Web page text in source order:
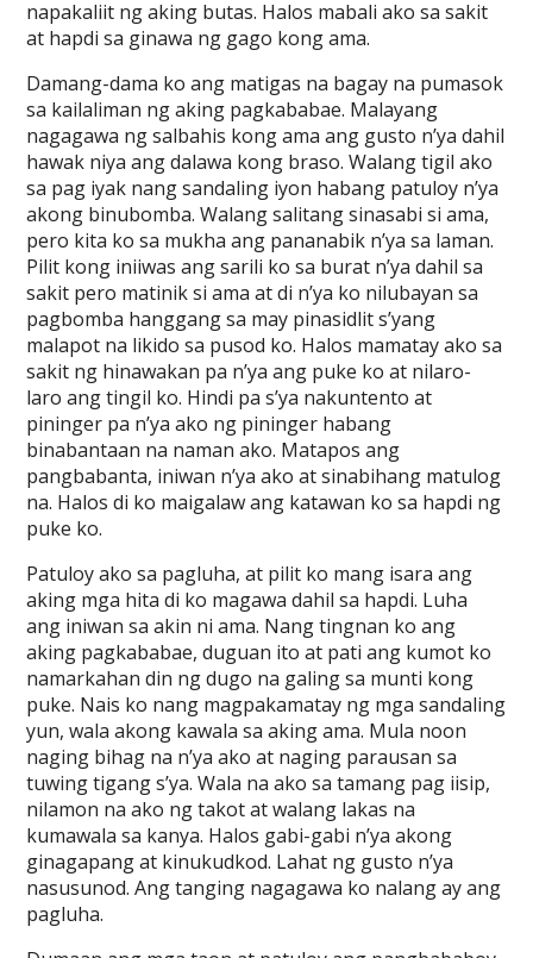
napakaliit ng aking butas. Halos mabali ako sa sakit
at hapdi sa ginawa ng gago kong ama.
Damang-dama ko ang matigas na bagay na pumasok
sa kailaliman ng aking pagkababae. Malayang
nagagawa ng salbahis kong ama ang gusto n’ya dahil
hawak niya ang dalawa kong braso. Walang tigil ako
sa pag iyak nang sandaling iyon habang patuloy n’ya
akong binubomba. Walang salitang sinasabi si ama,
pero kita ko sa mukha ang pananabik n’ya sa laman.
Pilit kong iniiwas ang sarili ko sa burat n’ya dahil sa
sakit pero matinik si ama at di n’ya ko nilubayan sa
pagbomba hanggang sa may pinasidlit s’yang
malapot na likido sa pusod ko. Halos mamatay ako sa
sakit ng hinawakan pa n’ya ang puke ko at nilaro-
laro ang tingil ko. Hindi pa s’ya nakuntento at
pininger pa n’ya ako ng pininger habang
binabantaan na naman ako. Matapos ang
pangbabanta, iniwan n’ya ako at sinabihang matulog
na. Halos di ko maigalaw ang katawan ko sa hapdi ng
puke ko.
Patuloy ako sa pagluha, at pilit ko mang isara ang
aking mga hita di ko magawa dahil sa hapdi. Luha
ang iniwan sa akin ni ama. Nang tingnan ko ang
aking pagkababae, duguan ito at pati ang kumot ko
namarkahan din ng dugo na galing sa munti kong
puke. Nais ko nang magpakamatay ng mga sandaling
yun, wala akong kawala sa aking ama. Mula noon
naging bihag na n’ya ako at naging parausan sa
tuwing tigang s’ya. Wala na ako sa tamang pag iisip,
nilamon na ako ng takot at walang lakas na
kumawala sa kanya. Halos gabi-gabi n’ya akong
ginagapang at kinukudkod. Lahat ng gusto n’ya
nasusunod. Ang tanging nagagawa ko nalang ay ang
pagluha.